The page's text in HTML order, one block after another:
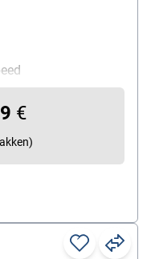
branders
€